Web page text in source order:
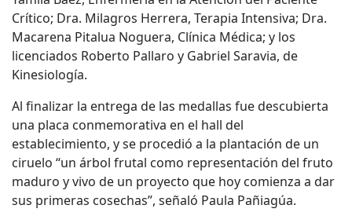
Crítico; Dra. Milagros Herrera, Terapia Intensiva; Dra.
Macarena Pitalua Noguera, Clínica Médica; y los
licenciados Roberto Pallaro y Gabriel Saravia, de
Kinesiología.
Al finalizar la entrega de las medallas fue descubierta
una placa conmemorativa en el hall del
establecimiento, y se procedió a la plantación de un
ciruelo “un árbol frutal como representación del fruto
maduro y vivo de un proyecto que hoy comienza a dar
sus primeras cosechas”, señaló Paula Pañiagúa.